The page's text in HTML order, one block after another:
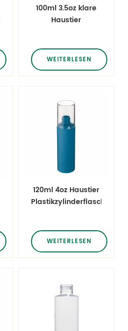
100ml 3.5oz klare
Haustier
WEITERLESEN
120ml 4oz Haustier
Plastikzylinderflasche
WEITERLESEN